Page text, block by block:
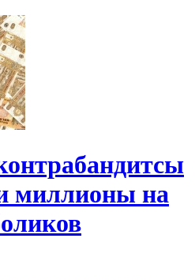
миллионы на